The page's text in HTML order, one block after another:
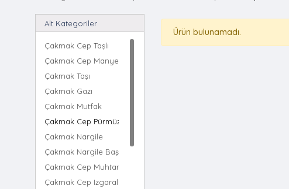
Alt Kategoriler
Çakmak Cep Taşlı
Çakmak Cep Manyetöllü
Çakmak Taşı
Çakmak Gazı
Çakmak Mutfak
Çakmak Cep Pürmüz
Çakmak Nargile
Çakmak Nargile Başlık
Çakmak Cep Muhtar
Çakmak Cep Izgaralı Rüzgar
Ürün bulunamadı.